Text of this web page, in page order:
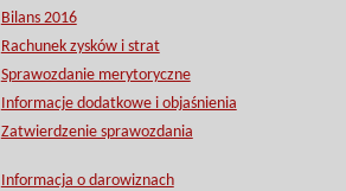
Bilans 2016
Rachunek zysków i strat
Sprawozdanie merytoryczne
Informacje dodatkowe i objaśnienia
Zatwierdzenie sprawozdania
Informacja o darowiznach